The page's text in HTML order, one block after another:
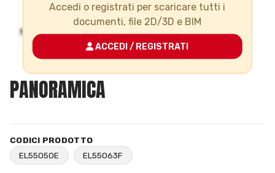
Accedi o registrati per scaricare tutti i
documenti, file 2D/3D e BIM
ACCEDI / REGISTRATI
PANORAMICA
CODICI PRODOTTO
EL55050E
EL55063F